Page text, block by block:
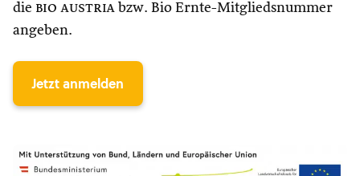
die bio austria bzw. Bio Ernte-Mitgliedsnummer
angeben.
Jetzt anmelden